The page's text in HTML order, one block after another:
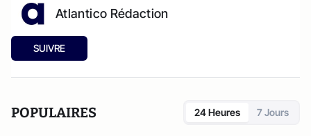
Atlantico Rédaction
SUIVRE
POPULAIRES 24 Heures 7 Jours